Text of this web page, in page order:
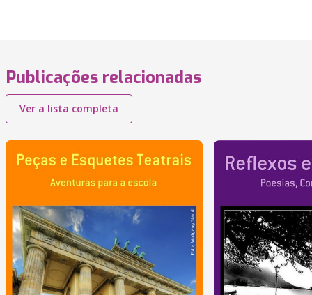
Publicações relacionadas
Ver a lista completa